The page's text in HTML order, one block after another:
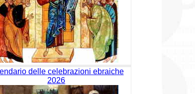
delle celebrazioni ebraiche
2026